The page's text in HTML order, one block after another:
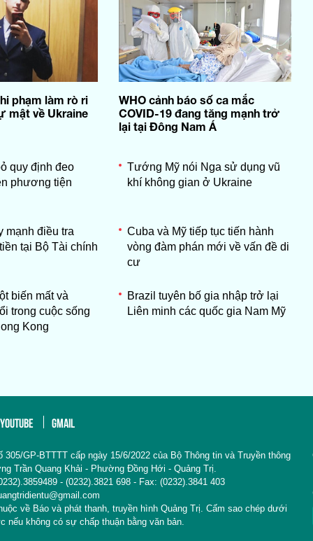
phạm làm rò ri
mật về Ukraine
WHO cảnh báo số ca mắc
COVID-19 đang tăng mạnh trở
lại tại Đông Nam Á
quy định đeo
phương tiện
Tướng Mỹ nói Nga sử dụng vũ
khí không gian ở Ukraine
mạnh điều tra
tại Bộ Tài chính
Cuba và Mỹ tiếp tục tiến hành
vòng đàm phán mới về vấn đề di
cư
biến mất và
trong cuộc sống
Kong
Brazil tuyên bố gia nhập trở lại
Liên minh các quốc gia Nam Mỹ
YOUTUBE GMAIL
305/GP-BTTTT cấp ngày 15/6/2022 của Bộ Thông tin và Truyền thông
Trần Quang Khải - Phường Đồng Hới - Quảng Trị.
- (0232).3821 698 - Fax: (0232).3841 403
về Báo và phát thanh, truyền hình Quảng Trị. Cấm sao chép dưới
nếu không có sự chấp thuận bằng văn bản.